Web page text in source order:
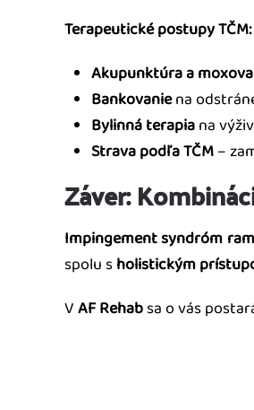
Terapeutické postupy TČM:
Akupunktúra a
Bankovaniena
Bylinná terapiana
Strava podľa TČM–
Záver:
Impingement syndróm
spolu sholistickým
VAF Rehabsa o vás